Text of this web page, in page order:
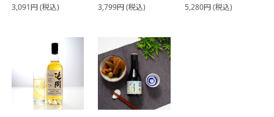
米焼酎紅葉ボト
3,091円(税込)
セット 山廃純米辛
3,799円(税込)
ウィスキー【3～4営
5,280円(税込)